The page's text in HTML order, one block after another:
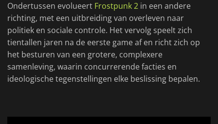
Ondertussen evolueert Frostpunk 2 in een andere
richting, met een uitbreiding van overleven naar
politiek en sociale controle. Het vervolg speelt zich
tientallen jaren na de eerste game af en richt zich op
het besturen van een grotere, complexere
samenleving, waarin concurrerende facties en
ideologische tegenstellingen elke beslissing bepalen.